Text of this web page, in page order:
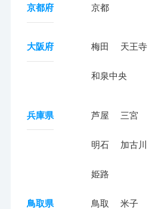
京都府 京都
大阪府 梅田 天王寺
和泉中央
兵庫県 芦屋 三宮
明石 加古川
姫路
鳥取県 鳥取 米子